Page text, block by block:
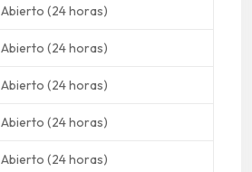
Abierto (24 horas)
Abierto (24 horas)
Abierto (24 horas)
Abierto (24 horas)
Abierto (24 horas)